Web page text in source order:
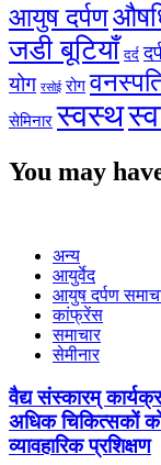
आयुष दर्पण
जडी बूटियाँ दर्द
योग रसोई रोग
सेमिनार स्वस्थ
You may
अन्य
आयुर्वेद
आयुष दर्पण
कांफ्रेंस
समाचार
सेमीनार
वैद्य संस्कारम्
अधिक चिकित्सकों को
व्यावहारिक प्रशिक्षण